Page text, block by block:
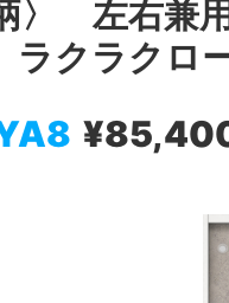
〉 左右
クラクロ